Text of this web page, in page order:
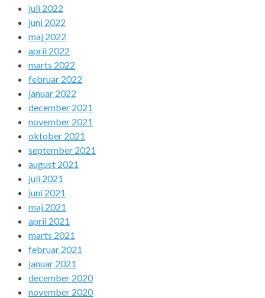
juli 2022
juni 2022
maj 2022
april 2022
marts 2022
februar 2022
januar 2022
december 2021
november 2021
oktober 2021
september 2021
august 2021
juli 2021
juni 2021
maj 2021
april 2021
marts 2021
februar 2021
januar 2021
december 2020
november 2020